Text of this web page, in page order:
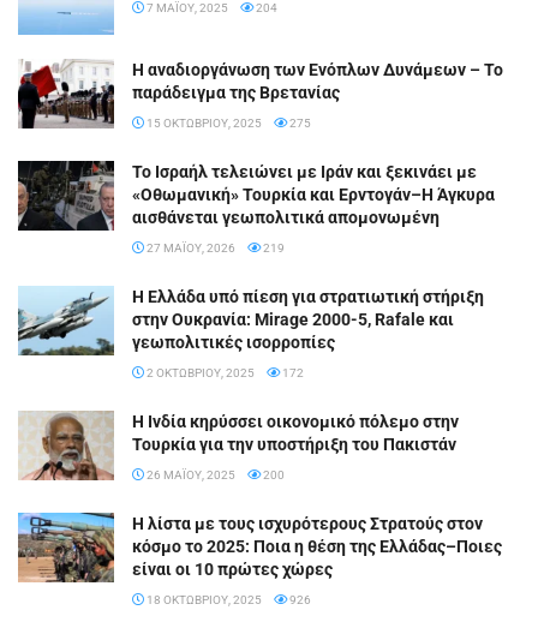
7 ΜΑΪ́ΟΥ, 2025 204
Η αναδιοργάνωση των Ενόπλων Δυνάμεων – Το
παράδειγμα της Βρετανίας
15 ΟΚΤΩΒΡΊΟΥ, 2025 275
Το Ισραήλ τελειώνει με Ιράν και ξεκινάει με
«Οθωμανική» Τουρκία και Ερντογάν–Η Άγκυρα
αισθάνεται γεωπολιτικά απομονωμένη
27 ΜΑΪ́ΟΥ, 2026 219
Η Ελλάδα υπό πίεση για στρατιωτική στήριξη
στην Ουκρανία: Mirage 2000-5, Rafale και
γεωπολιτικές ισορροπίες
2 ΟΚΤΩΒΡΊΟΥ, 2025 172
Η Ινδία κηρύσσει οικονομικό πόλεμο στην
Τουρκία για την υποστήριξη του Πακιστάν
26 ΜΑΪ́ΟΥ, 2025 200
Η λίστα με τους ισχυρότερους Στρατούς στον
κόσμο το 2025: Ποια η θέση της Ελλάδας–Ποιες
είναι οι 10 πρώτες χώρες
18 ΟΚΤΩΒΡΊΟΥ, 2025 926